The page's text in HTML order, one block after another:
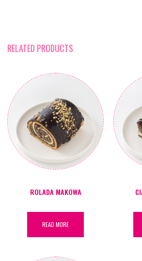
RELATED PRODUCTS
ROLADA MAKOWA
READ MORE